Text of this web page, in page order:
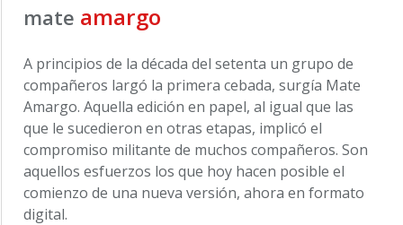
mate amargo
A principios de la década del setenta un grupo de
compañeros largó la primera cebada, surgía Mate
Amargo. Aquella edición en papel, al igual que las
que le sucedieron en otras etapas, implicó el
compromiso militante de muchos compañeros. Son
aquellos esfuerzos los que hoy hacen posible el
comienzo de una nueva versión, ahora en formato
digital.